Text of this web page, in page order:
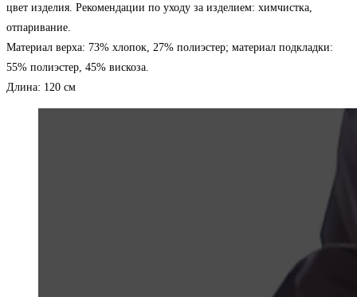
цвет изделия. Рекомендации по уходу за изделием: химчистка,
отпаривание.
Материал верха: 73% хлопок, 27% полиэстер; материал подкладки:
55% полиэстер, 45% вискоза.
Длина: 120 см